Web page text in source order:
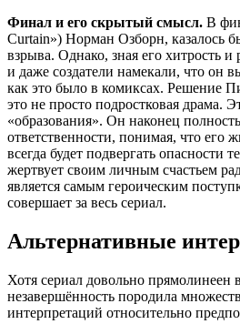
Финал и его скрытый смысл. В
Curtain») Норман Озборн, казалось
взрыва. Однако, зная его хитрость
и даже создатели намекали, что он
как это было в комиксах. Решение
это не просто подростковая драма.
«образования». Он наконец
ответственности, понимая, что его
всегда будет подвергать опасности
жертвует своим личным счастьем
является самым героическим
совершает за весь сериал.
Альтернативные
Хотя сериал довольно прямолинеен
незавершённость породила
интерпретаций относительно